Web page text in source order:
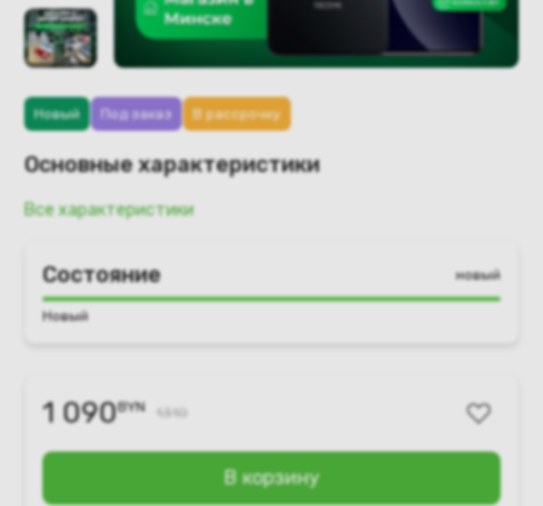
Новый Под заказ В рассрочку
Основные характеристики
Все характеристики
Состояние новый
Новый
1 090BYN 1310
В корзину